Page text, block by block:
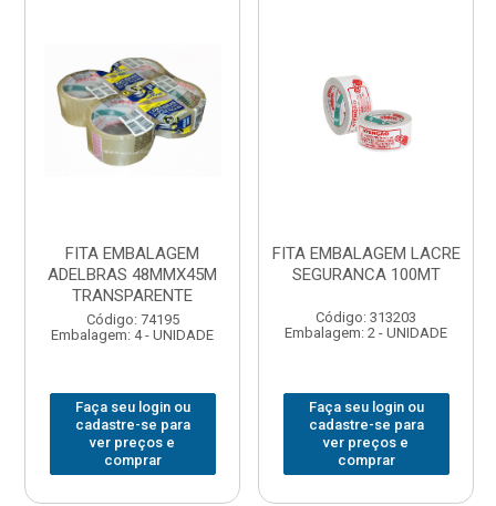
FITA EMBALAGEM
ADELBRAS 48MMX45M
TRANSPARENTE
Código: 74195
Embalagem: 4 - UNIDADE
Faça seu login ou
cadastre-se para
ver preços e
comprar
FITA EMBALAGEM LACRE
SEGURANCA 100MT
Código: 313203
Embalagem: 2 - UNIDADE
Faça seu login ou
cadastre-se para
ver preços e
comprar